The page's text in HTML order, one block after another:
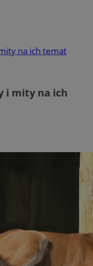
na ich temat
i mity na ich